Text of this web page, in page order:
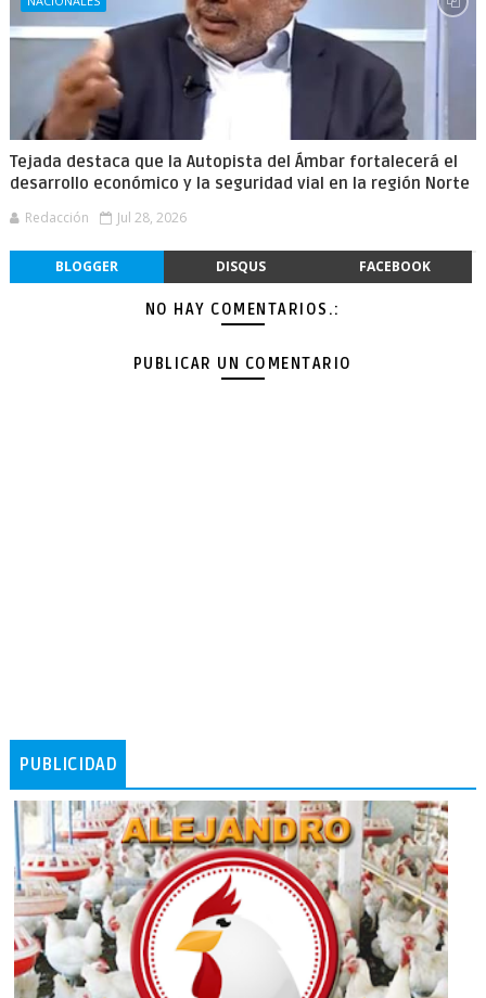
Tejada destaca que la Autopista del Ámbar fortalecerá el
desarrollo económico y la seguridad vial en la región Norte
Redacción Jul 28, 2026
BLOGGER DISQUS FACEBOOK
NO HAY COMENTARIOS.:
PUBLICAR UN COMENTARIO
PUBLICIDAD